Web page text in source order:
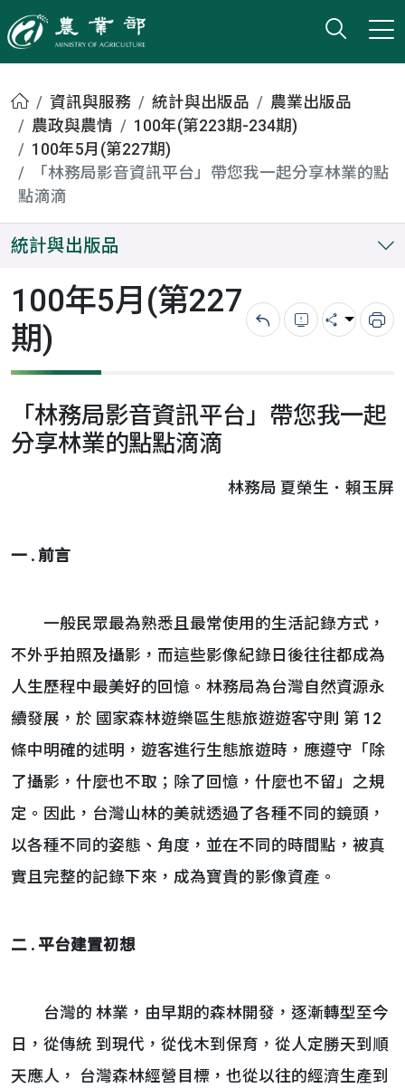
農業部
打開
小版
首頁資訊與服務 統計與出版品
農業出版品
農政與農情
100年(第223期-234期)
100年5月(第227期)
「林務局影音資訊平台」帶您我一起分享林業的點
點滴滴
統計與出版品
100年5月(第227
期)
回上一頁錯誤回報
分享 列
「林務局影音資訊平台」帶您我一起
分享林業的點點滴滴
林務局 夏榮生．賴玉屏
一 . 前言
一般民眾最為熟悉且最常使用的生活記錄方式，
不外乎拍照及攝影，而這些影像紀錄日後往往都成為
人生歷程中最美好的回憶。林務局為台灣自然資源永
續發展，於 國家森林遊樂區生態旅遊遊客守則 第 12
條中明確的述明，遊客進行生態旅遊時，應遵守「除
了攝影，什麼也不取；除了回憶，什麼也不留」之規
定。因此，台灣山林的美就透過了各種不同的鏡頭，
以各種不同的姿態、角度，並在不同的時間點，被真
實且完整的記錄下來，成為寶貴的影像資產。
二 . 平台建置初想
台灣的 林業，由早期的森林開發，逐漸轉型至今
日，從傳統 到現代，從伐木到保育，從人定勝天到順
天應人， 台灣森林經營目標，也從以往的經濟生產到